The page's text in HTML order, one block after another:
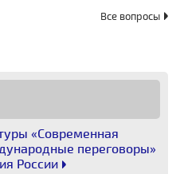
Все вопросы
«Современная
переговоры»
России